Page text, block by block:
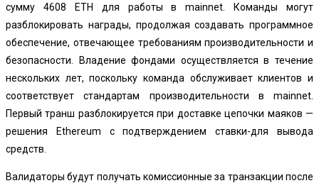
сумму 4608 ETH для работы в mainnet. Команды могут
разблокировать награды, продолжая создавать программное
обеспечение, отвечающее требованиям производительности и
безопасности. Владение фондами осуществляется в течение
нескольких лет, поскольку команда обслуживает клиентов и
соответствует стандартам производительности в mainnet.
Первый транш разблокируется при доставке цепочки маяков —
решения Ethereum с подтверждением ставки-для вывода
средств.
Валидаторы будут получать комиссионные за транзакции после